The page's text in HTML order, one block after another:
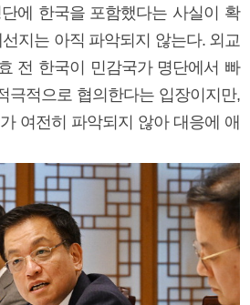
에 한국을 포함했다는 사실이 확
지는 아직 파악되지 않는다. 외교
전 한국이 민감국가 명단에서 빠
극적으로 협의한다는 입장이지만,
여전히 파악되지 않아 대응에 애